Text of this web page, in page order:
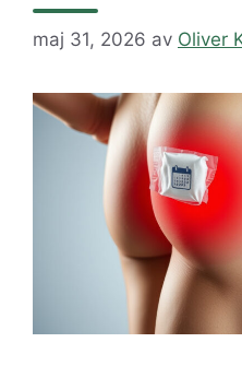
maj 31, 2026 av Oliver